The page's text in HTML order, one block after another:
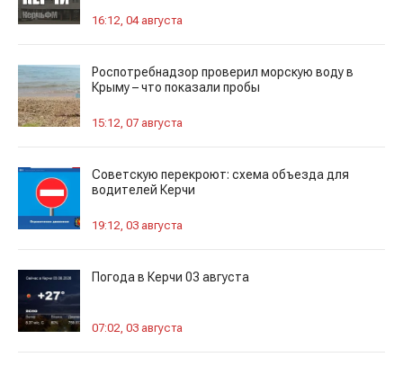
16:12, 04 августа
Роспотребнадзор проверил морскую воду в
Крыму – что показали пробы
15:12, 07 августа
Советскую перекроют: схема объезда для
водителей Керчи
19:12, 03 августа
Погода в Керчи 03 августа
07:02, 03 августа